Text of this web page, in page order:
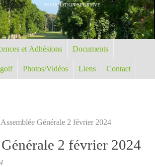
ASSOCIATION SPORTIVE
et Adhésions Documents
Photos/Vidéos Liens Contact
Assemblée Générale 2 février 2024
2 février 2024
cookies